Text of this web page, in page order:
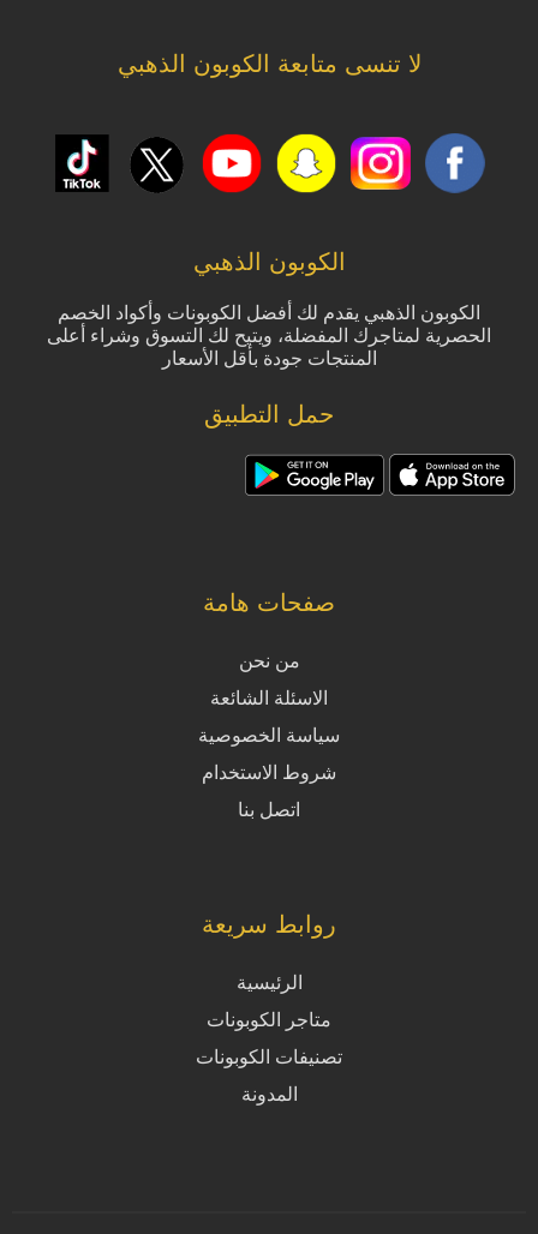
لا تنسى متابعة الكوبون الذهبي
الكوبون الذهبي
الكوبون الذهبي يقدم لك أفضل الكوبونات وأكواد الخصم
الحصرية لمتاجرك المفضلة، ويتيح لك التسوق وشراء أعلى
المنتجات جودة بأقل الأسعار
حمل التطبيق
صفحات هامة
من نحن
الاسئلة الشائعة
سياسة الخصوصية
شروط الاستخدام
اتصل بنا
روابط سريعة
الرئيسية
متاجر الكوبونات
تصنيفات الكوبونات
المدونة